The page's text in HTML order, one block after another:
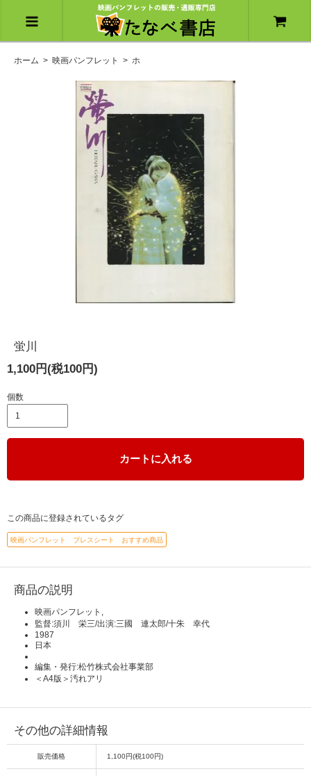
ホーム > 映画パンフレット > ホ
蛍川
1,100円(税100円)
個数
カートに入れる
この商品に登録されているタグ
映画パンフレット プレスシート おすすめ商品
商品の説明
映画パンフレット,
監督:須川 栄三/出演:三國 連太郎/十朱 幸代
1987
日本
編集・発行:松竹株式会社事業部
＜A4版＞汚れアリ
その他の詳細情報
販売価格 1,100円(税100円)